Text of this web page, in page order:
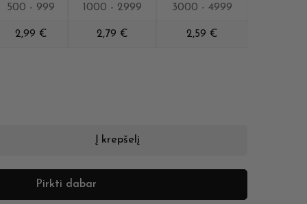
500 - 999 1000 - 2999 3000 - 4999
2,99 € 2,79 € 2,59 €
Į krepšelį
Pirkti dabar